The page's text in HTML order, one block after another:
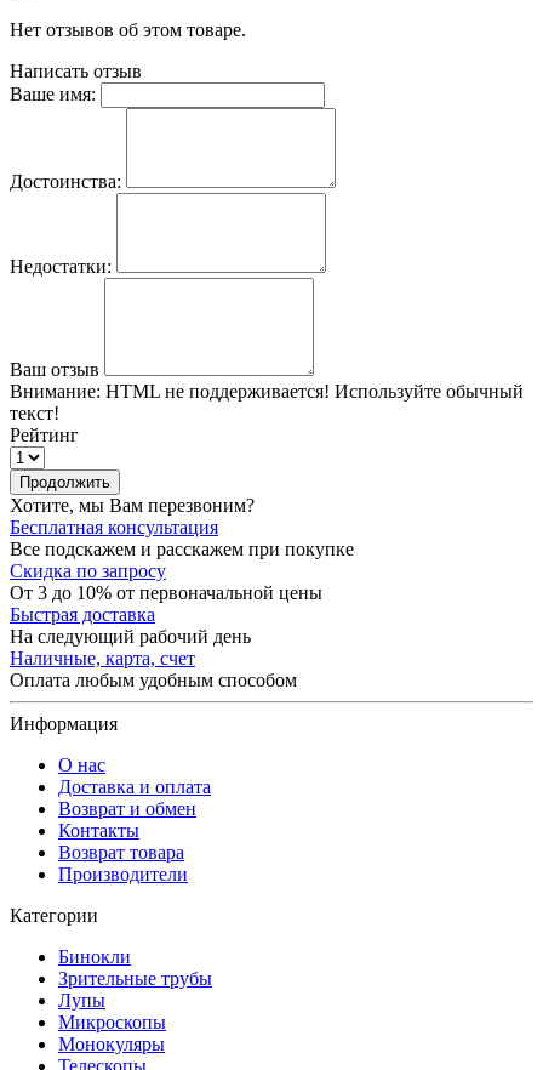
Нет отзывов об этом товаре.
Написать отзыв
Ваше имя:
Достоинства:
Недостатки:
Ваш отзыв
Внимание: HTML не поддерживается! Используйте обычный
текст!
Рейтинг
Продолжить
Хотите, мы Вам перезвоним?
Бесплатная консультация
Все подскажем и расскажем при покупке
Скидка по запросу
От 3 до 10% от первоначальной цены
Быстрая доставка
На следующий рабочий день
Наличные, карта, счет
Оплата любым удобным способом
Информация
О нас
Доставка и оплата
Возврат и обмен
Контакты
Возврат товара
Производители
Категории
Бинокли
Зрительные трубы
Лупы
Микроскопы
Монокуляры
Телескопы